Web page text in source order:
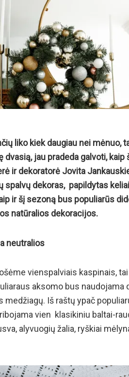
liko kiek daugiau nei mėnuo,
jau pradeda galvoti,
ir dekoratorė Jovita
spalvų dekoras, papildytas
ir šį sezoną bus populiarūs
natūralios dekoracijos.
neutralios
vienspalviais kaspinais,
aksomo bus naudojama
medžiagų. Iš raštų ypač
vien klasikiniu baltai-
alyvuogių žalia, ryškiai